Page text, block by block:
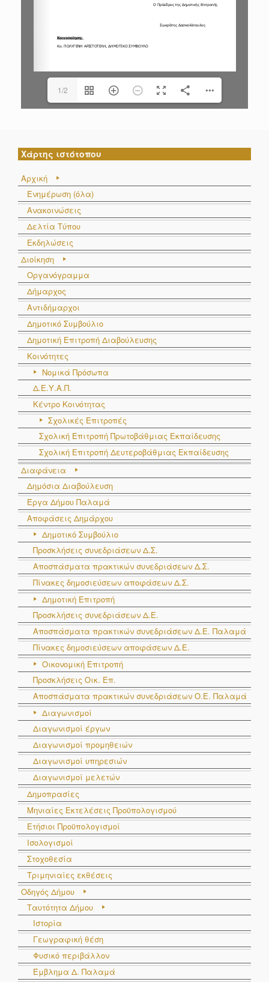
1/2
Χάρτης ιστότοπου
Αρχική
Ενημέρωση (όλα)
Ανακοινώσεις
Δελτία Τύπου
Εκδηλώσεις
Διοίκηση
Οργανόγραμμα
Δήμαρχος
Αντιδήμαρχοι
Δημοτικό Συμβούλιο
Δημοτική Επιτροπή Διαβούλευσης
Κοινότητες
Νομικά Πρόσωπα
Δ.Ε.Υ.Α.Π.
Κέντρο Κοινότητας
Σχολικές Επιτροπές
Σχολική Επιτροπή Πρωτοβάθμιας Εκπαίδευσης
Σχολική Επιτροπή Δευτεροβάθμιας Εκπαίδευσης
Διαφάνεια
Δημόσια Διαβούλευση
Έργα Δήμου Παλαμά
Αποφάσεις Δημάρχου
Δημοτικό Συμβούλιο
Προσκλήσεις συνεδριάσεων Δ.Σ.
Αποσπάσματα πρακτικών συνεδριάσεων Δ.Σ.
Πίνακες δημοσιεύσεων αποφάσεων Δ.Σ.
Δημοτική Επιτροπή
Προσκλήσεις συνεδριάσεων Δ.Ε.
Αποσπάσματα πρακτικών συνεδριάσεων Δ.E. Παλαμά
Πίνακες δημοσιεύσεων αποφάσεων Δ.Ε.
Οικονομική Επιτροπή
Προσκλήσεις Οικ. Επ.
Αποσπάσματα πρακτικών συνεδριάσεων Ο.E. Παλαμά
Διαγωνισμοί
Διαγωνισμοί έργων
Διαγωνισμοί προμηθειών
Διαγωνισμοί υπηρεσιών
Διαγωνισμοί μελετών
Δημοπρασίες
Μηνιαίες Εκτελέσεις Προϋπολογισμού
Ετήσιοι Προϋπολογισμοί
Ισολογισμοί
Στοχοθεσία
Τριμηνιαίες εκθέσεις
Οδηγός Δήμου
Ταυτότητα Δήμου
Ιστορία
Γεωγραφική θέση
Φυσικό περιβάλλον
Έμβλημα Δ. Παλαμά